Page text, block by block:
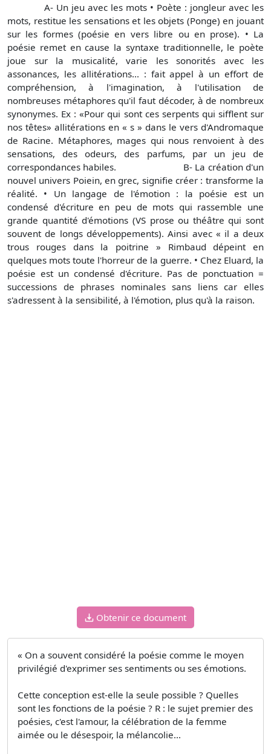
A- Un jeu avec les mots • Poète : jongleur avec les
mots, restitue les sensations et les objets (Ponge) en jouant
sur les formes (poésie en vers libre ou en prose). • La
poésie remet en cause la syntaxe traditionnelle, le poète
joue sur la musicalité, varie les sonorités avec les
assonances, les allitérations... : fait appel à un effort de
compréhension, à l'imagination, à l'utilisation de
nombreuses métaphores qu'il faut décoder, à de nombreux
synonymes. Ex : «Pour qui sont ces serpents qui sifflent sur
nos têtes» allitérations en « s » dans le vers d'Andromaque
de Racine. Métaphores, mages qui nous renvoient à des
sensations, des odeurs, des parfums, par un jeu de
correspondances habiles. B- La création d'un
nouvel univers Poiein, en grec, signifie créer : transforme la
réalité. • Un langage de l'émotion : la poésie est un
condensé d'écriture en peu de mots qui rassemble une
grande quantité d'émotions (VS prose ou théâtre qui sont
souvent de longs développements). Ainsi avec « il a deux
trous rouges dans la poitrine » Rimbaud dépeint en
quelques mots toute l'horreur de la guerre. • Chez Eluard, la
poésie est un condensé d'écriture. Pas de ponctuation =
successions de phrases nominales sans liens car elles
s'adressent à la sensibilité, à l'émotion, plus qu'à la raison.
Obtenir ce document
« On a souvent considéré la poésie comme le moyen
privilégié d'exprimer ses sentiments ou ses émotions.
Cette conception est-elle la seule possible ? Quelles
sont les fonctions de la poésie ? R : le sujet premier des
poésies, c'est l'amour, la célébration de la femme
aimée ou le désespoir, la mélancolie...